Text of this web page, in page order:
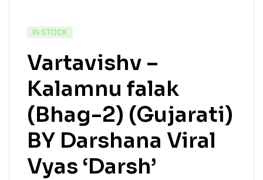
IN STOCK
Vartavishv –
Kalamnu falak
(Bhag-2) (Gujarati)
BY Darshana Viral
Vyas ‘Darsh’